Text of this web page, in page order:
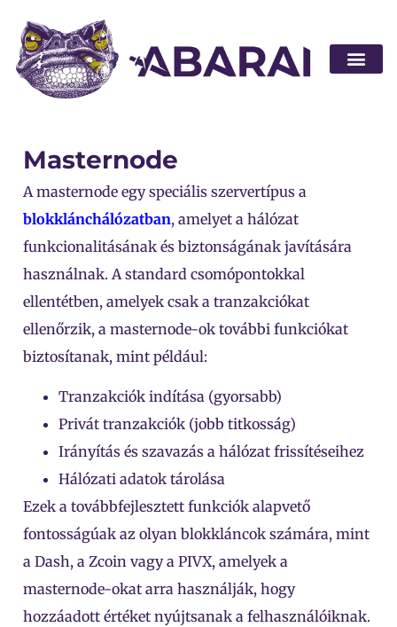
Masternode
A masternode egy speciális szervertípus a
blokklánchálózatban, amelyet a hálózat
funkcionalitásának és biztonságának javítására
használnak. A standard csomópontokkal
ellentétben, amelyek csak a tranzakciókat
ellenőrzik, a masternode-ok további funkciókat
biztosítanak, mint például:
Tranzakciók indítása (gyorsabb)
Privát tranzakciók (jobb titkosság)
Irányítás és szavazás a hálózat frissítéseihez
Hálózati adatok tárolása
Ezek a továbbfejlesztett funkciók alapvető
fontosságúak az olyan blokkláncok számára, mint
a Dash, a Zcoin vagy a PIVX, amelyek a
masternode-okat arra használják, hogy
hozzáadott értéket nyújtsanak a felhasználóiknak.